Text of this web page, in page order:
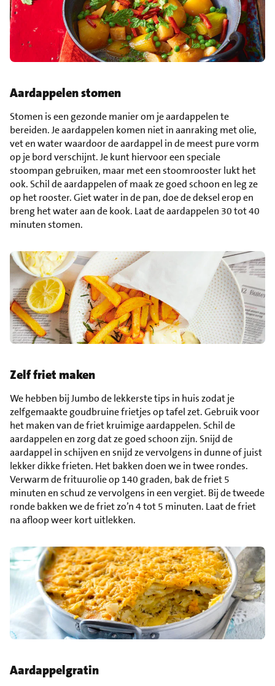
Aardappelen stomen
Stomen is een gezonde manier om je aardappelen te
bereiden. Je aardappelen komen niet in aanraking met olie,
vet en water waardoor de aardappel in de meest pure vorm
op je bord verschijnt. Je kunt hiervoor een speciale
stoompan gebruiken, maar met een stoomrooster lukt het
ook. Schil de aardappelen of maak ze goed schoon en leg ze
op het rooster. Giet water in de pan, doe de deksel erop en
breng het water aan de kook. Laat de aardappelen 30 tot 40
minuten stomen.
Zelf friet maken
We hebben bij Jumbo de lekkerste tips in huis zodat je
zelfgemaakte goudbruine frietjes op tafel zet. Gebruik voor
het maken van de friet kruimige aardappelen. Schil de
aardappelen en zorg dat ze goed schoon zijn. Snijd de
aardappel in schijven en snijd ze vervolgens in dunne of juist
lekker dikke frieten. Het bakken doen we in twee rondes.
Verwarm de frituurolie op 140 graden, bak de friet 5
minuten en schud ze vervolgens in een vergiet. Bij de tweede
ronde bakken we de friet zo’n 4 tot 5 minuten. Laat de friet
na afloop weer kort uitlekken.
Aardappelgratin